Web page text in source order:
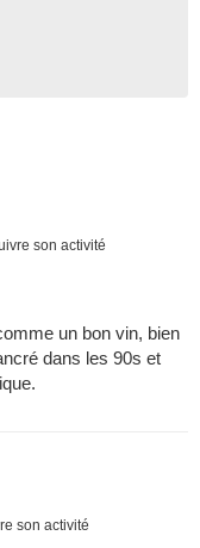
son activité
un bon vin, bien
dans les 90s et
son activité